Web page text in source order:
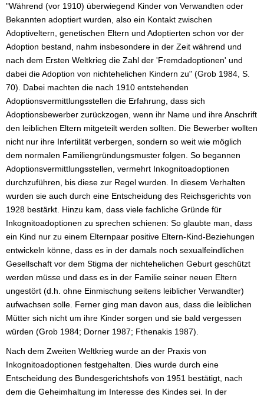
"Während (vor 1910) überwiegend Kinder von Verwandten oder
Bekannten adoptiert wurden, also ein Kontakt zwischen
Adoptiveltern, genetischen Eltern und Adoptierten schon vor der
Adoption bestand, nahm insbesondere in der Zeit während und
nach dem Ersten Weltkrieg die Zahl der 'Fremdadoptionen' und
dabei die Adoption von nichtehelichen Kindern zu" (Grob 1984, S.
70). Dabei machten die nach 1910 entstehenden
Adoptionsvermittlungsstellen die Erfahrung, dass sich
Adoptionsbewerber zurückzogen, wenn ihr Name und ihre Anschrift
den leiblichen Eltern mitgeteilt werden sollten. Die Bewerber wollten
nicht nur ihre Infertilität verbergen, sondern so weit wie möglich
dem normalen Familiengründungsmuster folgen. So begannen
Adoptionsvermittlungsstellen, vermehrt Inkognitoadoptionen
durchzuführen, bis diese zur Regel wurden. In diesem Verhalten
wurden sie auch durch eine Entscheidung des Reichsgerichts von
1928 bestärkt. Hinzu kam, dass viele fachliche Gründe für
Inkognitoadoptionen zu sprechen schienen: So glaubte man, dass
ein Kind nur zu einem Elternpaar positive Eltern-Kind-Beziehungen
entwickeln könne, dass es in der damals noch sexualfeindlichen
Gesellschaft vor dem Stigma der nichtehelichen Geburt geschützt
werden müsse und dass es in der Familie seiner neuen Eltern
ungestört (d.h. ohne Einmischung seitens leiblicher Verwandter)
aufwachsen solle. Ferner ging man davon aus, dass die leiblichen
Mütter sich nicht um ihre Kinder sorgen und sie bald vergessen
würden (Grob 1984; Dorner 1987; Fthenakis 1987).
Nach dem Zweiten Weltkrieg wurde an der Praxis von
Inkognitoadoptionen festgehalten. Dies wurde durch eine
Entscheidung des Bundesgerichtshofs von 1951 bestätigt, nach
dem die Geheimhaltung im Interesse des Kindes sei. In der